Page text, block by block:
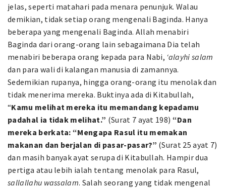
jelas, seperti matahari pada menara penunjuk. Walau
demikian, tidak setiap orang mengenali Baginda. Hanya
beberapa yang mengenali Baginda. Allah menabiri
Baginda dari orang-orang lain sebagaimana Dia telah
menabiri beberapa orang kepada para Nabi, ‘alayhi salam
dan para wali di kalangan manusia di zamannya.
Sedemikian rupanya, hingga orang-orang itu menolak dan
tidak menerima mereka. Buktinya ada di Kitabullah,
“Kamu melihat mereka itu memandang kepadamu
padahal ia tidak melihat.” (Surat 7 ayat 198) “Dan
mereka berkata: “Mengapa Rasul itu memakan
makanan dan berjalan di pasar-pasar?” (Surat 25 ayat 7)
dan masih banyak ayat serupa di Kitabullah. Hampir dua
pertiga atau lebih ialah tentang menolak para Rasul,
sallallahu wassalam. Salah seorang yang tidak mengenal